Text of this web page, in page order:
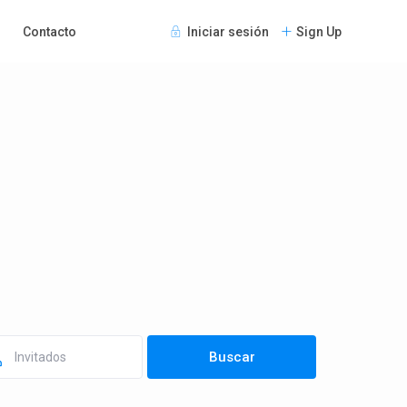
Contacto Iniciar sesión Sign Up